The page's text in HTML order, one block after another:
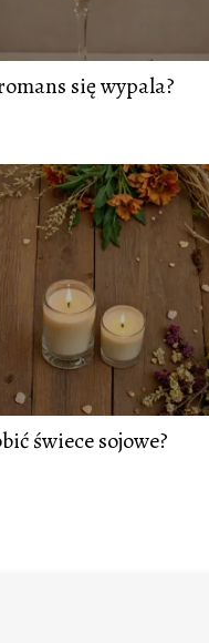
się wypala?
świece sojowe?